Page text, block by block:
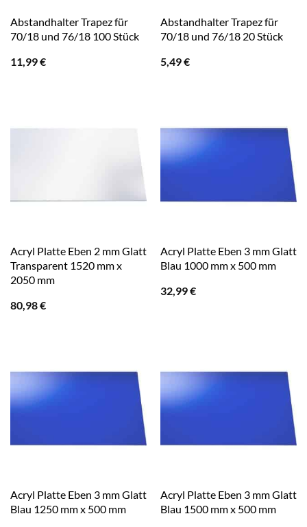
Abstandhalter Trapez für
70/18 und 76/18 100 Stück
11,99€
Abstandhalter Trapez für
70/18 und 76/18 20 Stück
5,49€
Acryl Platte Eben 2 mm Glatt
Transparent 1520 mm x
2050 mm
80,98€
Acryl Platte Eben 3 mm Glatt
Blau 1000 mm x 500 mm
32,99€
Acryl Platte Eben 3 mm Glatt
Blau 1250 mm x 500 mm
Acryl Platte Eben 3 mm Glatt
Blau 1500 mm x 500 mm